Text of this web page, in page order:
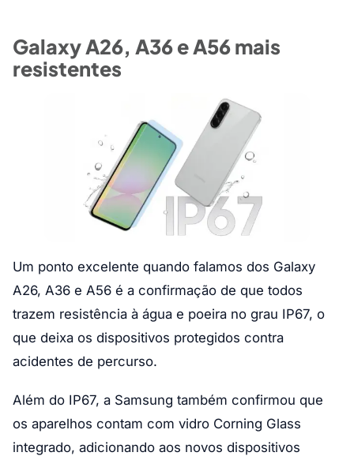
Galaxy A26, A36 e A56 mais
resistentes
Um ponto excelente quando falamos dos Galaxy
A26, A36 e A56 é a confirmação de que todos
trazem resistência à água e poeira no grau IP67, o
que deixa os dispositivos protegidos contra
acidentes de percurso.
Além do IP67, a Samsung também confirmou que
os aparelhos contam com vidro Corning Glass
integrado, adicionando aos novos dispositivos